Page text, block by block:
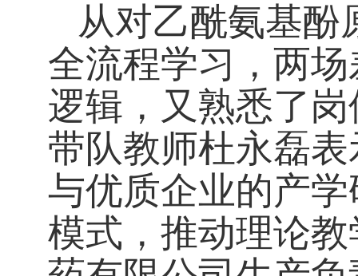
从对乙酰氨基酚
全流程学习，两
逻辑，又熟悉了
带队教师杜永磊
与优质企业的产
模式，推动理论